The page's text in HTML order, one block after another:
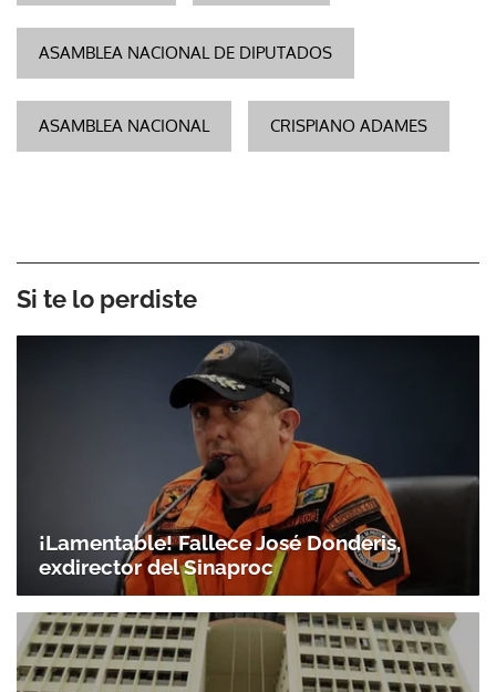
ASAMBLEA NACIONAL DE DIPUTADOS
ASAMBLEA NACIONAL CRISPIANO ADAMES
Si te lo perdiste
¡Lamentable! Fallece José Donderis,
exdirector del Sinaproc